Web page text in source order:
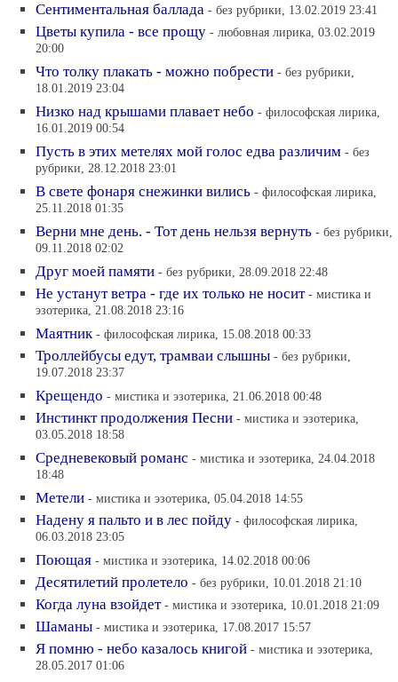
Сентиментальная баллада - без рубрики, 13.02.2019 23:41
Цветы купила - все прощу - любовная лирика, 03.02.2019
20:00
Что толку плакать - можно побрести - без рубрики,
18.01.2019 23:04
Низко над крышами плавает небо - философская лирика,
16.01.2019 00:54
Пусть в этих метелях мой голос едва различим - без
рубрики, 28.12.2018 23:01
В свете фонаря снежинки вились - философская лирика,
25.11.2018 01:35
Верни мне день. - Тот день нельзя вернуть - без рубрики,
09.11.2018 02:02
Друг моей памяти - без рубрики, 28.09.2018 22:48
Не устанут ветра - где их только не носит - мистика и
эзотерика, 21.08.2018 23:16
Маятник - философская лирика, 15.08.2018 00:33
Троллейбусы едут, трамваи слышны - без рубрики,
19.07.2018 23:37
Крещендо - мистика и эзотерика, 21.06.2018 00:48
Инстинкт продолжения Песни - мистика и эзотерика,
03.05.2018 18:58
Средневековый романс - мистика и эзотерика, 24.04.2018
18:48
Метели - мистика и эзотерика, 05.04.2018 14:55
Надену я пальто и в лес пойду - философская лирика,
06.03.2018 23:05
Поющая - мистика и эзотерика, 14.02.2018 00:06
Десятилетий пролетело - без рубрики, 10.01.2018 21:10
Когда луна взойдет - мистика и эзотерика, 10.01.2018 21:09
Шаманы - мистика и эзотерика, 17.08.2017 15:57
Я помню - небо казалось книгой - мистика и эзотерика,
28.05.2017 01:06